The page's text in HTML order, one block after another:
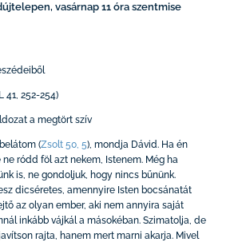
vasárnap 11 óra szentmise
41, 252-254)
a megtört szív
(Zsolt 50, 5), mondja Dávid. Ha én
ne ródd föl azt nekem, Istenem. Még ha
is, ne gondoljuk, hogy nincs bűnünk.
dicséretes, amennyire Isten bocsánatát
az olyan ember, aki nem annyira saját
inkább vájkál a másokéban. Szimatolja, de
rajta, hanem mert marni akarja. Mivel